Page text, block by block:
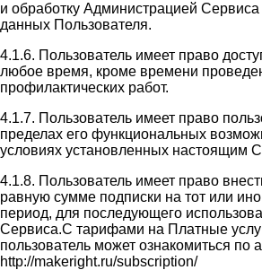
и обработку Администрацией
данных Пользователя.
4.1.6. Пользователь имеет право
любое время, кроме времени
профилактических работ.
4.1.7. Пользователь имеет право
пределах его функциональных
условиях установленных настоящим
4.1.8. Пользователь имеет право
равную сумме подписки на тот или
период, для последующего
Сервиса.С тарифами на Платные
пользователь может ознакомиться по
http://makeright.ru/subscription/